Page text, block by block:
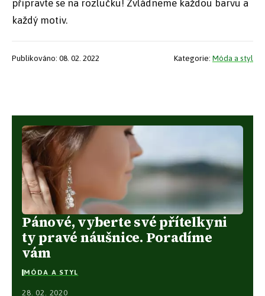
připravte se na rozlučku! Zvládneme každou barvu a
každý motiv.
Publikováno: 08. 02. 2022 Kategorie: Móda a styl
Pánové, vyberte své přítelkyni
ty pravé náušnice. Poradíme
vám
MÓDA A STYL
28. 02. 2020